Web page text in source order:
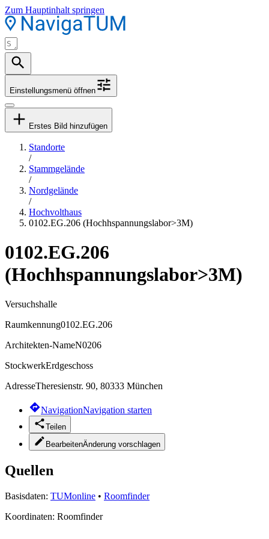
Zum Hauptinhalt springen
Einstellungsmenü öffnen
Erstes Bild hinzufügen
Standorte
/
Stammgelände
/
Nordgelände
/
Hochvolthaus
0102.EG.206 (Hochhspannungslabor>3M)
0102.EG.206
(Hochhspannungslabor>3M)
Versuchshalle
Raumkennung0102.EG.206
Architekten-NameN0206
StockwerkErdgeschoss
AdresseTheresienstr. 90, 80333 München
NavigationNavigation starten
Teilen
BearbeitenÄnderung vorschlagen
Quellen
Basisdaten: TUMonline • Roomfinder
Koordinaten: Roomfinder